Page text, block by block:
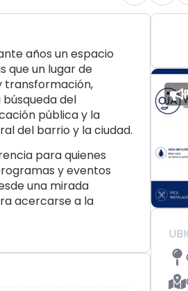
años un espacio
que un lugar de
transformación,
del
pública y la
del barrio y la ciudad.
para quienes
y eventos
una mirada
acercarse a la